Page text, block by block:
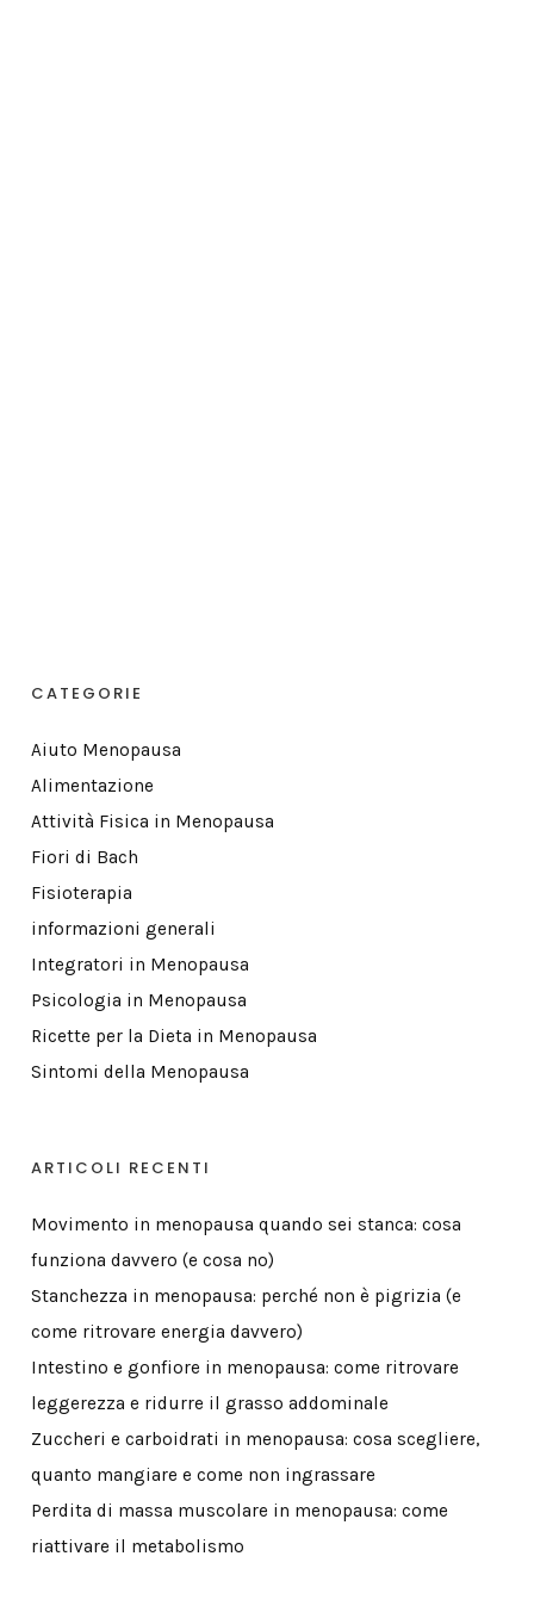
CATEGORIE
Aiuto Menopausa
Alimentazione
Attività Fisica in Menopausa
Fiori di Bach
Fisioterapia
informazioni generali
Integratori in Menopausa
Psicologia in Menopausa
Ricette per la Dieta in Menopausa
Sintomi della Menopausa
ARTICOLI RECENTI
Movimento in menopausa quando sei stanca: cosa
funziona davvero (e cosa no)
Stanchezza in menopausa: perché non è pigrizia (e
come ritrovare energia davvero)
Intestino e gonfiore in menopausa: come ritrovare
leggerezza e ridurre il grasso addominale
Zuccheri e carboidrati in menopausa: cosa scegliere,
quanto mangiare e come non ingrassare
Perdita di massa muscolare in menopausa: come
riattivare il metabolismo